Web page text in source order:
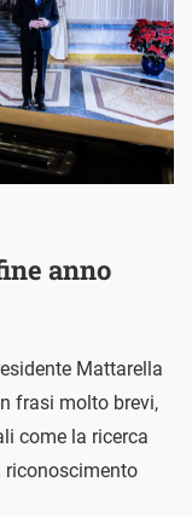
anno
Mattarella
frasi molto brevi,
come la ricerca
riconoscimento